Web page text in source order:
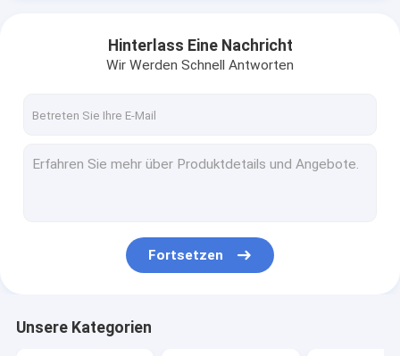
Hinterlass Eine Nachricht
Wir Werden Schnell Antworten
Fortsetzen
Unsere Kategorien